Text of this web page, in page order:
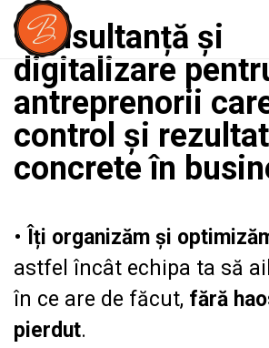
Consultanță și
digitalizare
antreprenorii
control și
concrete în
• Îți organizăm și
astfel încât echipa ta să
în ce are de făcut, fără
pierdut.